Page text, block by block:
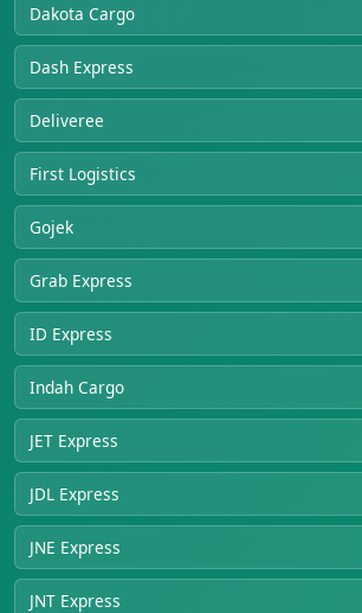
Dakota Cargo
Dash Express
Deliveree
First Logistics
Gojek
Grab Express
ID Express
Indah Cargo
JET Express
JDL Express
JNE Express
JNT Express